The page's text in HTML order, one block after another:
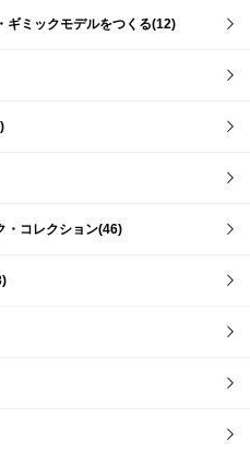
ギミックモデルをつくる(12)
コレクション(46)